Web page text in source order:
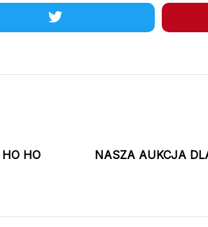
HO NASZA AUKCJA